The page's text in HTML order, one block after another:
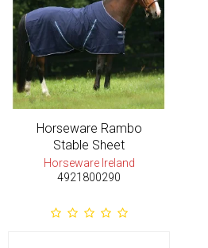
Horseware Rambo
Stable Sheet
Horseware Ireland
4921800290